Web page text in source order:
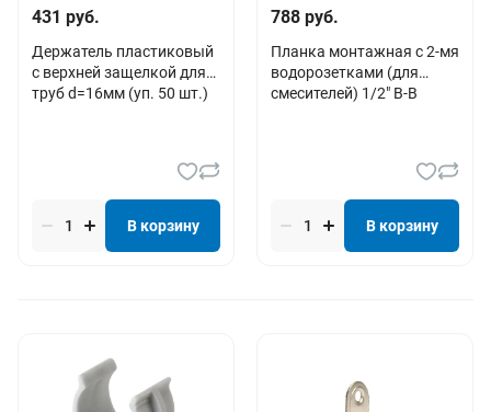
431 руб.
Держатель пластиковый
с верхней защелкой для
труб d=16мм (уп. 50 шт.)
В корзину
788 руб.
Планка монтажная с 2-мя
водорозетками (для
смесителей) 1/2" В-В
В корзину